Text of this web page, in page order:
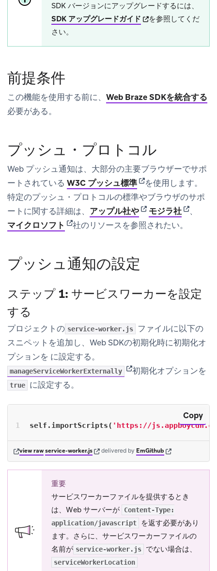
SDK バージョンにアップグレードするには、
SDK アップグレードガイド (opens in new tab)
を参照してくだ
さい。
前提条件
この機能を使用する前に、 Web Braze SDKを統合する
必要がある。
プッシュ・プロトコル
Web プッシュ通知は、大部分の主要ブラウザーでサポ
ートされている W3C プッシュ標準(opens in new tab)
を使用します。
特定のプッシュ・プロトコルの標準やブラウザのサポ
ートに関する詳細は、 アップル社や(opens in new tab)
モジラ社(opens
、
マイクロソフト (opens in new tab)
社のリソースを参照されたい。
プッシュ通知の設定
ステップ 1: サービスワーカーを設定
する
プロジェクトの service-worker.js
ファイルに以下の
スニペットを追加し、Web SDKの初期化時に初期化オ
プションを に設定する。
manageServiceWorkerExternally (opens in new tab)
初期化オプションを
true に設定する。
Copy
self.importScripts( 'https://
view raw(opens in new tab)
service-worker.js(opens in new tab)
delivered by EmGithub (opens in new tab)
重要
サービスワーカーファイルを提供するとき
は、Web サーバーが
Content-Type:
application/javascript
を返す必要があり
ます。さらに、サービスワーカーファイルの
名前が service-worker.js でない場合は、
serviceWorkerLocation